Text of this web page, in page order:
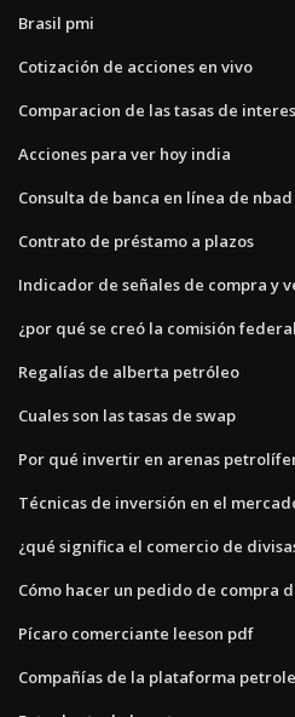
Brasil pmi
Cotización de acciones en vivo
Comparacion de las tasas de
Acciones para ver hoy india
Consulta de banca en línea de nbad
Contrato de préstamo a plazos
Indicador de señales de compra y
¿por qué se creó la comisión
Regalías de alberta petróleo
Cuales son las tasas de swap
Por qué invertir en arenas
Técnicas de inversión en el
¿qué significa el comercio de
Cómo hacer un pedido de compra
Pícaro comerciante leeson pdf
Compañías de la plataforma